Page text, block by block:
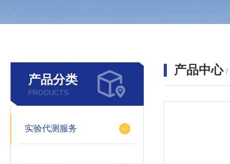
产品分类
PRODUCTS
实验代测服务
产品中心 /